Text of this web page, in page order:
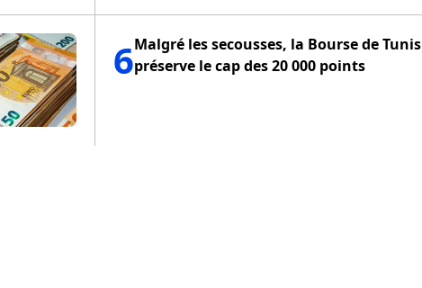
6Malgré les secousses, la Bourse de Tunis
préserve le cap des 20 000 points